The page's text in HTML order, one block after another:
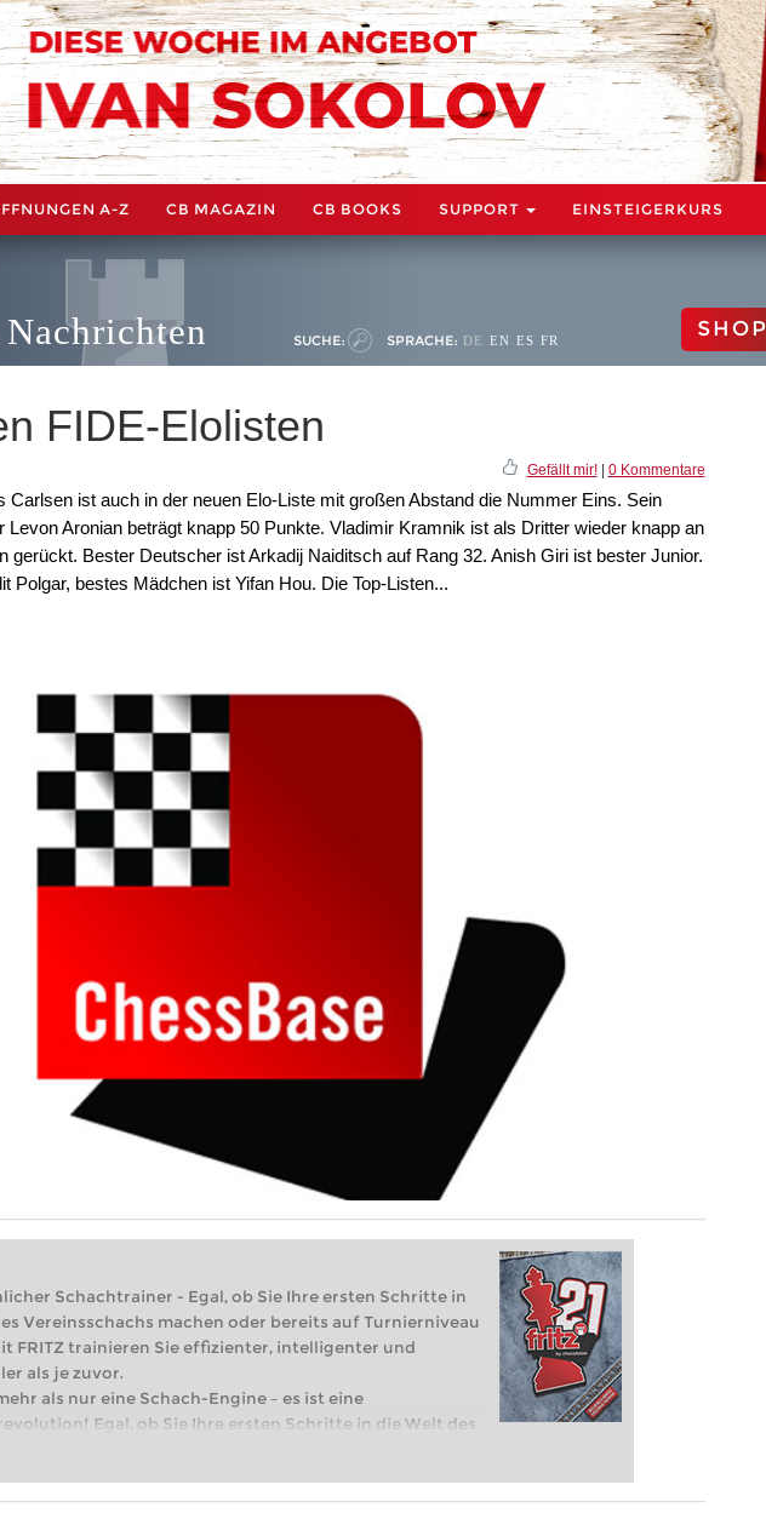
A-Z CB MAGAZIN CB BOOKS SUPPORT EINSTEIGERKURS
Nachrichten SUCHE: SPRACHE: DE EN ES FR SHOP
FIDE-Elolisten
Gefällt mir!| 0 Kommentare
Carlsen ist auch in der neuen Elo-Liste mit großen Abstand die Nummer Eins. Sein
Levon Aronian beträgt knapp 50 Punkte. Vladimir Kramnik ist als Dritter wieder knapp an
gerückt. Bester Deutscher ist Arkadij Naiditsch auf Rang 32. Anish Giri ist bester Junior.
Polgar, bestes Mädchen ist Yifan Hou. Die Top-Listen...
Schachtrainer - Egal, ob Sie Ihre ersten Schritte in
Vereinsschachs machen oder bereits auf Turnierniveau
FRITZ trainieren Sie effizienter, intelligenter und
als je zuvor.
als nur eine Schach-Engine – es ist eine
Egal, ob Sie Ihre ersten Schritte in die Welt des
machen oder bereits auf Turnierniveau spielen: Mit